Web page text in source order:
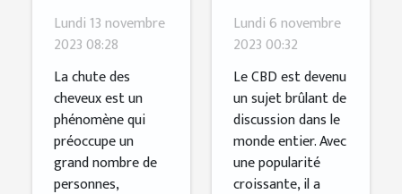
produits
pour
stimuler la
croissance
des cheveux
Lundi 13 novembre
2023 08:28
La chute des
cheveux est un
phénomène qui
préoccupe un
grand nombre de
personnes,
Débunking
les mythes
Lundi 6 novembre
2023 00:32
Le CBD est devenu
un sujet brûlant de
discussion dans le
monde entier. Avec
une popularité
croissante, il a